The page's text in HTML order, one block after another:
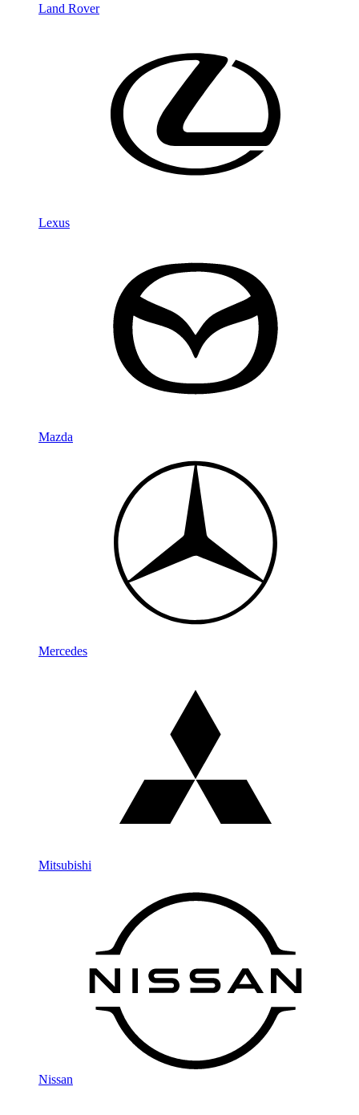
Land Rover
Lexus
Mazda
Mercedes
Mitsubishi
Nissan